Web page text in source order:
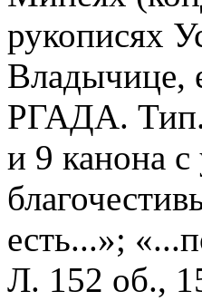
рукописях
Владычице,
РГАДА. Тип.
и 9 канона
есть...»;
Л. 152 об.,